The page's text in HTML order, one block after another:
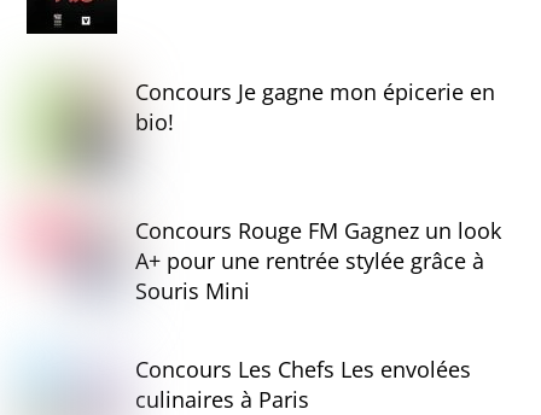
Concours Je gagne mon épicerie en
bio!
Concours Rouge FM Gagnez un look
A+ pour une rentrée stylée grâce à
Souris Mini
Concours Les Chefs Les envolées
culinaires à Paris